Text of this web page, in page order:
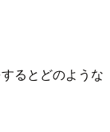
るとどのような